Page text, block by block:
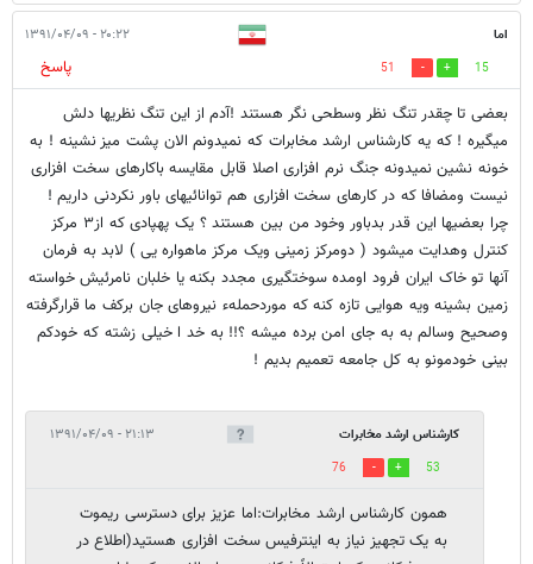
اما ۲۰:۲۲ - ۱۳۹۱/۰۴/۰۹
15
51
پاسخ
بعضی تا چقدر تنگ نظر وسطحی نگر هستند !آدم از این تنگ نظریها دلش
میگیره ! که یه کارشناس ارشد مخابرات که نمیدونم الان پشت میز نشینه ! به
خونه نشین نمیدونه جنگ نرم افزاری اصلا قابل مقایسه باکارهای سخت افزاری
نیست ومضافا که در کارهای سخت افزاری هم توانائیهای باور نکردنی داریم !
چرا بعضیها این قدر بدباور وخود من بین هستند ؟ یک پهپادی که از۳ مرکز
کنترل وهدایت میشود ( دومرکز زمینی ویک مرکز ماهواره يی ) لابد به فرمان
آنها تو خاک ایران فرود اومده سوختگیری مجدد بکنه یا خلبان نامرئیش خواسته
زمین بشینه ویه هوایی تازه کنه که موردحملهء نیروهای جان برکف ما قرارگرفته
وصحیح وسالم به به جای امن برده میشه ؟!! به خد ا خیلی زشته که خودکم
بینی خودمونو به کل جامعه تعمیم بدیم !
کارشناس ارشد مخابرات ۲۱:۱۳ - ۱۳۹۱/۰۴/۰۹
53
76
همون کارشناس ارشد مخابرات:اما عزیز برای دسترسی ریموت
به یک تجهیز نیاز به اینترفیس سخت افزاری هستید(اطلاع در